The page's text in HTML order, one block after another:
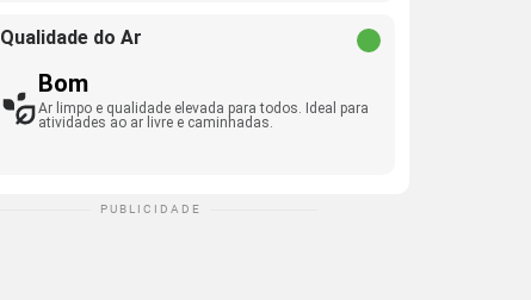
Qualidade do Ar
Bom
Ar limpo e qualidade elevada para todos. Ideal para
atividades ao ar livre e caminhadas.